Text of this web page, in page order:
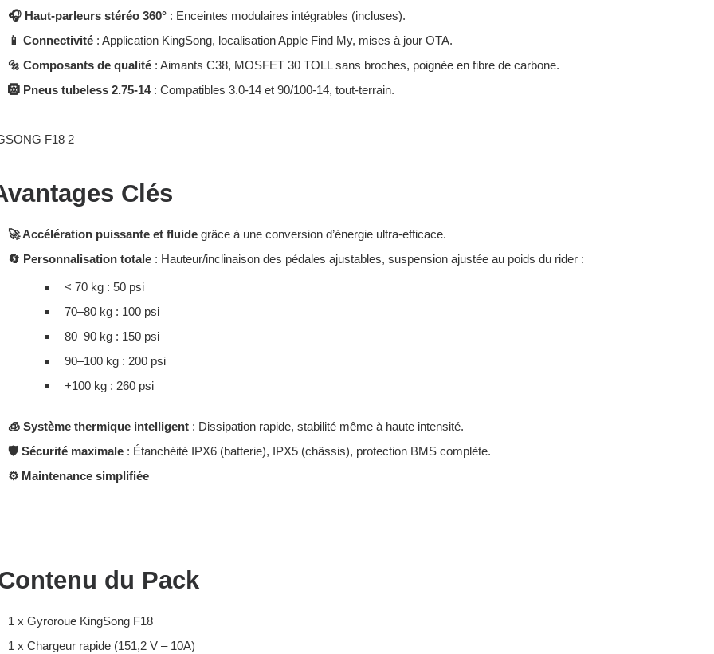
🎧 Haut-parleurs stéréo 360° : Enceintes modulaires intégrables (incluses).
📱 Connectivité : Application KingSong, localisation Apple Find My, mises à jour OTA.
🔩 Composants de qualité : Aimants C38, MOSFET 30 TOLL sans broches, poignée en fibre de carbone.
🛞 Pneus tubeless 2.75-14: Compatibles 3.0-14 et 90/100-14, tout-terrain.
Clés
🚀 Accélération puissante et fluide grâce à une conversion d’énergie ultra-efficace.
🔄 Personnalisation totale : Hauteur/inclinaison des pédales ajustables, suspension ajustée au poids du rider :
< 70 kg : 50 psi
70–80 kg : 100 psi
80–90 kg : 150 psi
90–100 kg : 200 psi
+100 kg : 260 psi
🧊 Système thermique intelligent : Dissipation rapide, stabilité même à haute intensité.
🛡️ Sécurité maximale : Étanchéité IPX6 (batterie), IPX5 (châssis), protection BMS complète.
⚙️ Maintenance simplifiée
du Pack
1 x Gyroroue KingSong F18
1 x Chargeur rapide (151,2 V – 10A)